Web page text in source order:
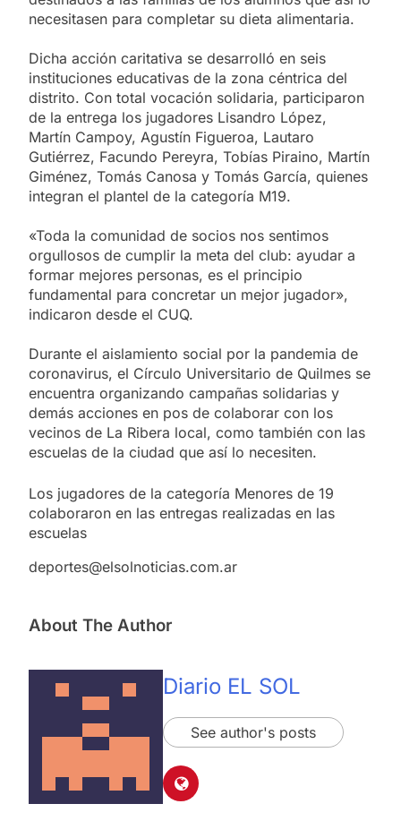
necesitasen para completar su dieta alimentaria.
Dicha acción caritativa se desarrolló en seis
instituciones educativas de la zona céntrica del
distrito. Con total vocación solidaria, participaron
de la entrega los jugadores Lisandro López,
Martín Campoy, Agustín Figueroa, Lautaro
Gutiérrez, Facundo Pereyra, Tobías Piraino, Martín
Giménez, Tomás Canosa y Tomás García, quienes
integran el plantel de la categoría M19.
«Toda la comunidad de socios nos sentimos
orgullosos de cumplir la meta del club: ayudar a
formar mejores personas, es el principio
fundamental para concretar un mejor jugador»,
indicaron desde el CUQ.
Durante el aislamiento social por la pandemia de
coronavirus, el Círculo Universitario de Quilmes se
encuentra organizando campañas solidarias y
demás acciones en pos de colaborar con los
vecinos de La Ribera local, como también con las
escuelas de la ciudad que así lo necesiten.
Los jugadores de la categoría Menores de 19
colaboraron en las entregas realizadas en las
escuelas
deportes@elsolnoticias.com.ar
About The Author
Diario EL SOL
See author's posts